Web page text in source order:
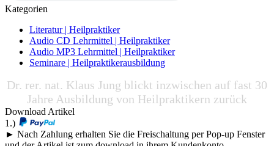
Kategorien
Literatur | Heilpraktiker
Audio CD Lehrmittel | Heilpraktiker
Audio MP3 Lehrmittel | Heilpraktiker
Seminare | Heilpraktikerausbildung
Dr. rer. nat. Klaus Jung blickt inzwischen auf fast 30
Jahre Ausbildung von Heilpraktikern zurück
Download Artikel
1.)
► Nach Zahlung erhalten Sie die Freischaltung per Pop-up Fenster